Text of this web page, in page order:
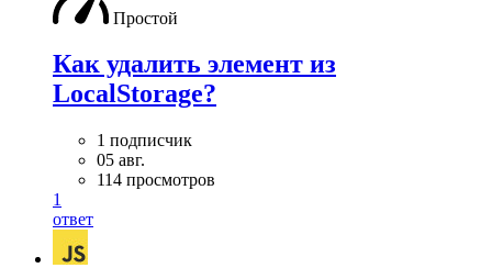
Простой
Как удалить элемент из
LocalStorage?
1 подписчик
05 авг.
114 просмотров
1
ответ